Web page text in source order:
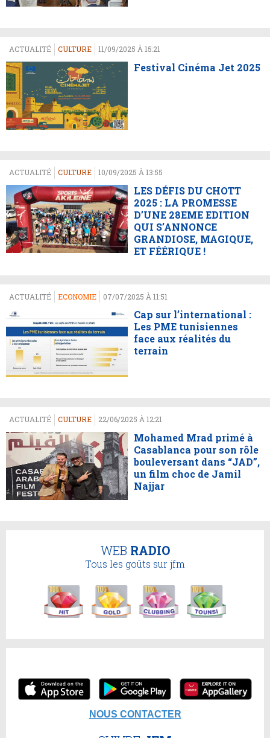
ACTUALITÉ CULTURE 11/09/2025 À 15:21
Festival Cinéma Jet 2025
ACTUALITÉ CULTURE 10/09/2025 À 13:55
LES DÉFIS DU CHOTT
2025 : LA PROMESSE
D’UNE 28EME EDITION
QUI S’ANNONCE
GRANDIOSE, MAGIQUE,
ET FÉÉRIQUE !
ACTUALITÉ ECONOMIE 07/07/2025 À 11:51
Cap sur l’international :
Les PME tunisiennes
face aux réalités du
terrain
ACTUALITÉ CULTURE 22/06/2025 À 12:21
Mohamed Mrad primé à
Casablanca pour son rôle
bouleversant dans “JAD”,
un film choc de Jamil
Najjar
WEB RADIO
Tous les goûts sur jfm
NOUS CONTACTER